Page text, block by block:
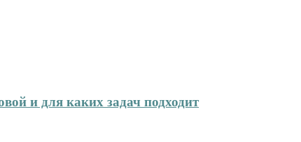
и для каких задач подходит